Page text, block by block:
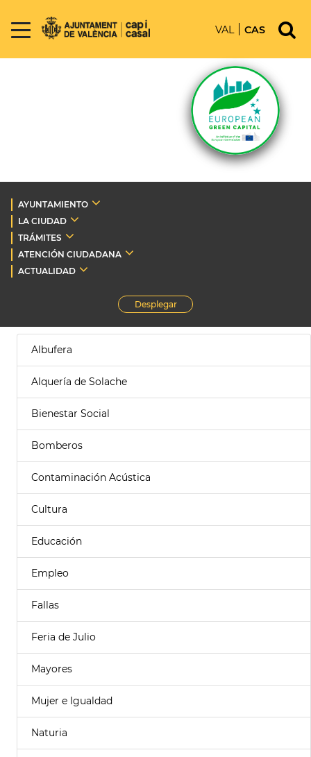
VAL CAS
AYUNTAMIENTO
LA CIUDAD
TRÁMITES
ATENCIÓN CIUDADANA
ACTUALIDAD
Desplegar
Albufera
Alquería de Solache
Bienestar Social
Bomberos
Contaminación Acústica
Cultura
Educación
Empleo
Fallas
Feria de Julio
Mayores
Mujer e Igualdad
Naturia